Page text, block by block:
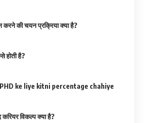
करने की चयन प्रक्रिया क्या है?
होती है?
ke liye kitni percentage chahiye
करियर विकल्प क्या है?